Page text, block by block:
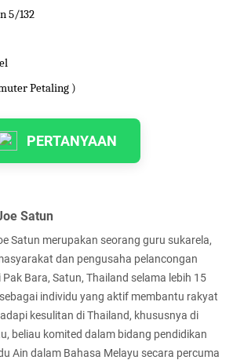
5/132
Petaling )
PERTANYAAN
Satun
Satun merupakan seorang guru sukarela,
dan pengusaha pelancongan
Bara, Satun, Thailand selama lebih 15
individu yang aktif membantu rakyat
kesulitan di Thailand, khususnya di
beliau komited dalam bidang pendidikan
Ain dalam Bahasa Melayu secara percuma